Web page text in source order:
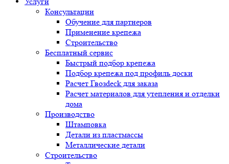
Консультации
Обучение для партнеров
Применение крепежа
Строительство
Бесплатный сервис
Быстрый подбор крепежа
Подбор крепежа под профиль доски
Расчет Гвозdeck для заказа
Расчет материалов для утепления и отделки
дома
Производство
Штамповка
Детали из пластмассы
Металлические детали
Строительство